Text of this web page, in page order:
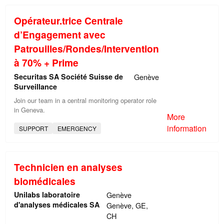
Opérateur.trice Centrale
d’Engagement avec
Patrouilles/Rondes/Intervention
à 70% + Prime
Securitas SA Société Suisse de
Surveillance
Genève
Join our team in a central monitoring operator role
in Geneva.
SUPPORT EMERGENCY
More
information
Technicien en analyses
biomédicales
Unilabs laboratoire
d'analyses médicales SA
Genève
Genève, GE,
CH